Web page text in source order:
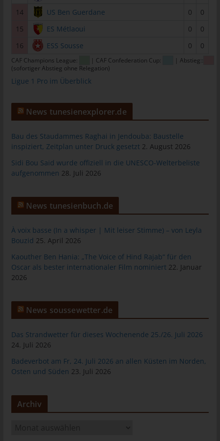
14
US Ben Guerdane 0
0
15
ES Métlaoui 0
0
16
ESS Sousse 0 0
CAF Champions League: | CAF Confederation Cup:
| Abstieg::
(sofortiger Abstieg ohne Relegation)
Ligue 1 Pro im Überblick
News tunesienexplorer.de
Bau des Staudammes Raghai in Jendouba: Baustelle
inspiziert, Zeitplan unter Druck gesetzt 2. August 2026
Sidi Bou Said wurde offiziell in die UNESCO-Welterbeliste
aufgenommen 28. Juli 2026
News tunesienbuch.de
À voix basse (In a whisper | Mit leiser Stimme) – von Leyla
Bouzid 25. April 2026
Kaouther Ben Hania: „The Voice of Hind Rajab“ für den
Oscar als bester internationaler Film nominiert 22. Januar
2026
News soussewetter.de
Das Strandwetter für dieses Wochenende 25./26. Juli 2026
24. Juli 2026
Badeverbot am Fr, 24. Juli 2026 an allen Küsten im Norden,
Osten und Süden 23. Juli 2026
Archiv
tunesienfussball.de
Uwe Wassenberg
Rue 2 Mars
4022 Akouda - Tunesien
Telefon: +216 216 16 616
E-Mail:
Cookies
Textdateien, welche über einen Internetbrowser auf einem
Computersystem abgelegt und gespeichert werden.
Zahlreiche Internetseiten und Server verwenden Cookies. Viele
Cookies enthalten eine sogenannte Cookie-ID. Eine Cookie-ID
Zeichenfolge, durch welche Internetseiten und Server dem
konkreten Internetbrowser zugeordnet werden können, in dem
besuchten Internetseiten und Servern, den individuellen
Browser der betroffenen Person von anderen Internetbrowsern,
die andere Cookies enthalten, zu unterscheiden. Ein bestimmter
Internetbrowser kann über die eindeutige Cookie-ID
wiedererkannt und identifiziert werden.
Internetseite nutzerfreundlichere Services bereitstellen, die ohne
die Cookie-Setzung nicht möglich wären.
auf unserer Internetseite im Sinne des Benutzers optimiert
werden. Cookies ermöglichen uns, wie bereits erwähnt, die
Benutzer unserer Internetseite wiederzuerkennen. Zweck dieser
Wiedererkennung ist es, den Nutzern die Verwendung unserer
Cookies verwendet, muss beispielsweise nicht bei jedem
Besuch der Internetseite erneut seine Zugangsdaten eingeben,
weil dies von der Internetseite und dem auf dem